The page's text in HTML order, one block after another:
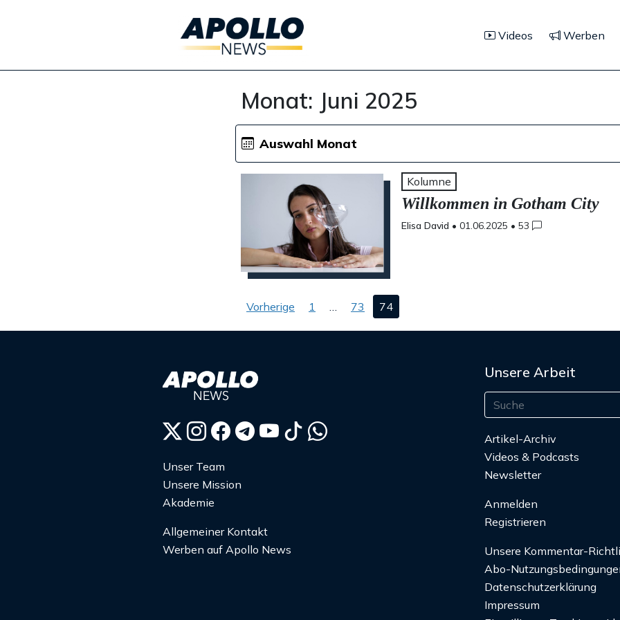
Videos Werben
Monat: Juni 2025
Auswahl Monat
Kolumne
Willkommen in Gotham City
Elisa David • 01.06.2025 • 53
Seitennummerierung
Vorherige 1 … 73 74
Unser Team
Unsere Mission
Akademie
Allgemeiner Kontakt
Werben auf Apollo News
Unsere Arbeit
Artikel-Archiv
Videos & Podcasts
Newsletter
Anmelden
Registrieren
Unsere Kommentar-
Abo-
Datenschutzerklärung
Impressum